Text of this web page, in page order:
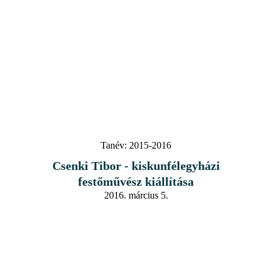
Tanév: 2015-2016
Csenki Tibor - kiskunfélegyházi
festőművész kiállítása
2016. március 5.